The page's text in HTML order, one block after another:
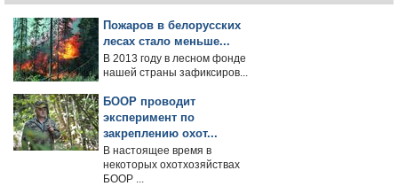
Пожаров в белорусских
лесах стало меньше...
В 2013 году в лесном фонде
нашей страны зафиксиров...
БООР проводит
эксперимент по
закреплению охот...
В настоящее время в
некоторых охотхозяйствах
БООР ...